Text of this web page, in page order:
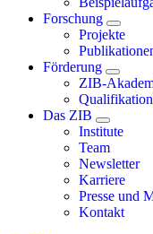
Forschung
Projekte
Förderung
ZIB-
Das ZIB
Institute
Team
Newsletter
Karriere
Presse und
Kontakt